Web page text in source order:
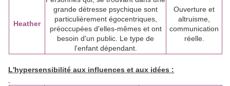
Heather
grande détresse psychique sont
particulièrement égocentriques,
préoccupées d'elles-mêmes et ont
besoin d'un public. Le type de
l'enfant dépendant.
Ouverture et
altruisme,
communication
réelle.
L'hypersensibilité aux influences et aux idées :